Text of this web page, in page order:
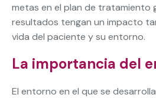
metas en el plan de tratamiento
resultados tengan un impacto
vida del paciente y su entorno.
La importancia del
El entorno en el que se